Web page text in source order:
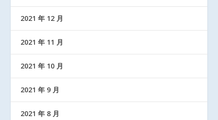
2021 年 12 月
2021 年 11 月
2021 年 10 月
2021 年 9 月
2021 年 8 月